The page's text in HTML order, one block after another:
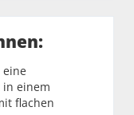
eine
in einem
flachen